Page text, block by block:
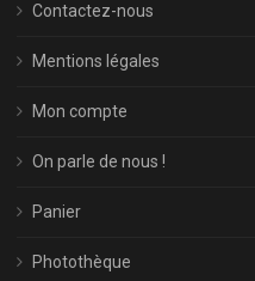
Contactez-nous
Mentions légales
Mon compte
On parle de nous !
Panier
Photothèque